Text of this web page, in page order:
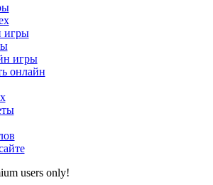
игры
игры
онлайн
users only!